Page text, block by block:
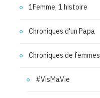
1Femme, 1 histoire
Chroniques d'un Papa
Chroniques de femmes
#VisMaVie